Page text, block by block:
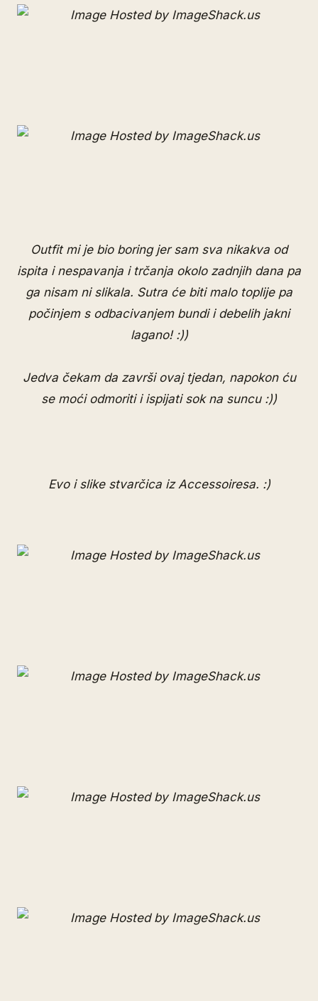
Outfit mi je bio boring jer sam sva nikakva od
ispita i nespavanja i trčanja okolo zadnjih dana pa
ga nisam ni slikala. Sutra će biti malo toplije pa
počinjem s odbacivanjem bundi i debelih jakni
lagano! :))
Jedva čekam da završi ovaj tjedan, napokon ću
se moći odmoriti i ispijati sok na suncu :))
Evo i slike stvarčica iz Accessoiresa. :)